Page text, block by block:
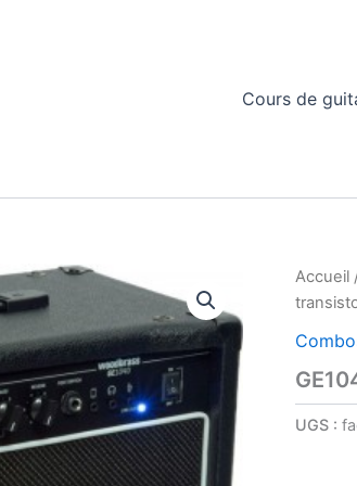
Cours de
Accueil
UGS :